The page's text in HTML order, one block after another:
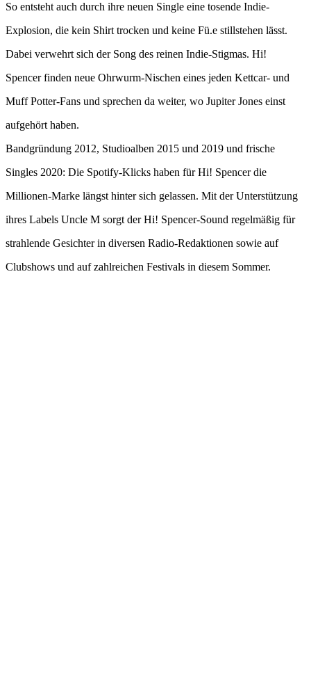
So entsteht auch durch ihre neuen Single eine tosende Indie-
Explosion, die kein Shirt trocken und keine Fü.e stillstehen lässt.
Dabei verwehrt sich der Song des reinen Indie-Stigmas. Hi!
Spencer finden neue Ohrwurm-Nischen eines jeden Kettcar- und
Muff Potter-Fans und sprechen da weiter, wo Jupiter Jones einst
aufgehört haben.
Bandgründung 2012, Studioalben 2015 und 2019 und frische
Singles 2020: Die Spotify-Klicks haben für Hi! Spencer die
Millionen-Marke längst hinter sich gelassen. Mit der Unterstützung
ihres Labels Uncle M sorgt der Hi! Spencer-Sound regelmäßig für
strahlende Gesichter in diversen Radio-Redaktionen sowie auf
Clubshows und auf zahlreichen Festivals in diesem Sommer.